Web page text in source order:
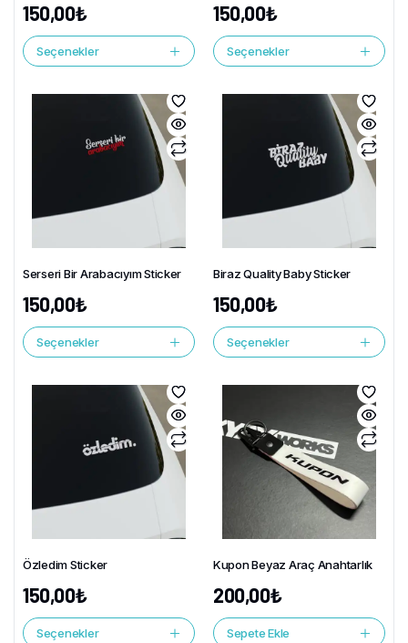
150,00₺
Seçenekler
150,00₺
Seçenekler
Serseri Bir Arabacıyım Sticker
150,00₺
Seçenekler
Biraz Quality Baby Sticker
150,00₺
Seçenekler
Özledim Sticker
150,00₺
Seçenekler
Kupon Beyaz Araç Anahtarlık
200,00₺
Sepete Ekle